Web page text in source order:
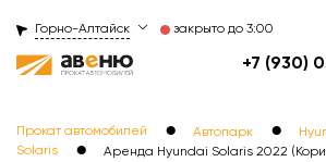
Горно-Алтайск закрыто до 3:00
+7 (930)
Прокат автомобилей ● Автопарк ●
Solaris
● Аренда Hyundai Solaris 2022